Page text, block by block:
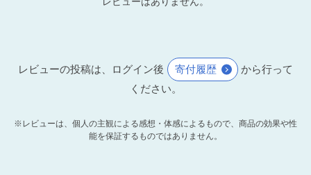
レビューの投稿は、ログイン後 寄付履歴
から行って
ください。
※レビューは、個人の主観による感想・体感によるもので、商品の効果や性
能を保証するものではありません。